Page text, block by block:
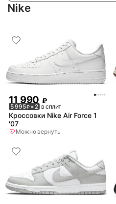
Nike
11 990 ₽
5 995₽× 2 в сплит
Кроссовки Nike Air Force 1
'07
Можно вернуть